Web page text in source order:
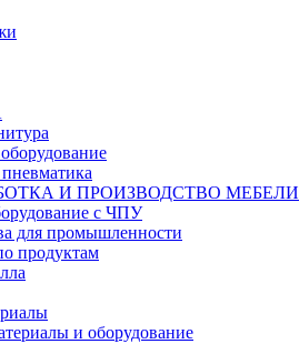
И ПРОИЗВОДСТВО МЕБЕЛИ
с ЧПУ
для промышленности
продуктам
и оборудование